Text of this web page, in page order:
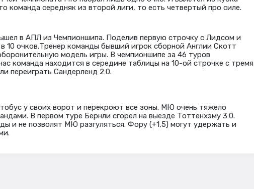
команда середняк из второй лиги, то есть четвертый про силе.
в АПЛ из Чемпионшипа. Поделив первую строчку с Лидсом и
10 очков.Тренер команды бывший игрок сборной Англии Скотт
модель игры. В чемпионшипе за 46 туров
команда находится в середине таблицы на 10-ой строчке с тремя
переиграть Сандерленд 2:0.
у своих ворот и перекроют все зоны. МЮ очень тяжело
В первом туре Бернли сгорел на выезде Тоттенхэму 3:0.
и не позволят МЮ разгуляться. Фору (+1,5) могут удержать и